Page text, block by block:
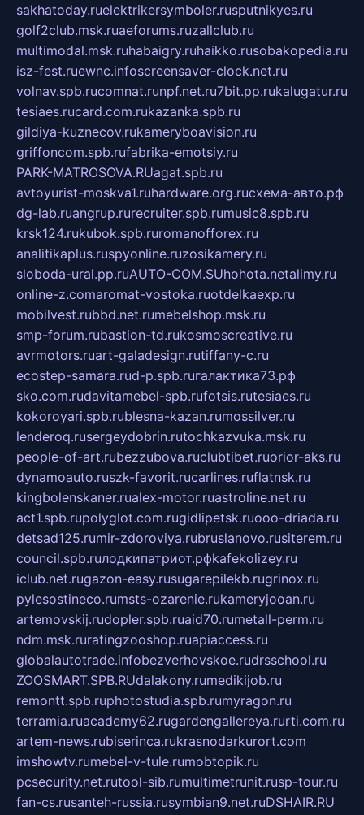
sakhatoday.ruelektrikersymboler.rusputnikyes.ru
golf2club.msk.ruaeforums.ruzallclub.ru
multimodal.msk.ruhabaigry.ruhaikko.rusobakopedia.ru
isz-fest.ruewnc.infoscreensaver-clock.net.ru
volnav.spb.rucomnat.runpf.net.ru7bit.pp.rukalugatur.ru
tesiaes.rucard.com.rukazanka.spb.ru
gildiya-kuznecov.rukameryboavision.ru
griffoncom.spb.rufabrika-emotsiy.ru
PARK-MATROSOVA.RUagat.spb.ru
avtoyurist-moskva1.ruhardware.org.ruсхема-авто.рф
dg-lab.ruangrup.rurecruiter.spb.rumusic8.spb.ru
krsk124.rukubok.spb.ruromanofforex.ru
analitikaplus.ruspyonline.ruzosikamery.ru
sloboda-ural.pp.ruAUTO-COM.SUhohota.netalimy.ru
online-z.comaromat-vostoka.ruotdelkaexp.ru
mobilvest.rubbd.net.rumebelshop.msk.ru
smp-forum.rubastion-td.rukosmoscreative.ru
avrmotors.ruart-galadesign.rutiffany-c.ru
ecostep-samara.rud-p.spb.ruгалактика73.рф
sko.com.rudavitamebel-spb.rufotsis.rutesiaes.ru
kokoroyari.spb.rublesna-kazan.rumossilver.ru
lenderoq.rusergeydobrin.rutochkazvuka.msk.ru
people-of-art.rubezzubova.ruclubtibet.ruorior-aks.ru
dynamoauto.ruszk-favorit.rucarlines.ruflatnsk.ru
kingbolenskaner.rualex-motor.ruastroline.net.ru
act1.spb.rupolyglot.com.rugidlipetsk.ruooo-driada.ru
detsad125.rumir-zdoroviya.rubruslanovo.rusiterem.ru
council.spb.ruлодкипатриот.рфkafekolizey.ru
iclub.net.rugazon-easy.rusugarepilekb.rugrinox.ru
pylesostineco.rumsts-ozarenie.rukameryjooan.ru
artemovskij.rudopler.spb.ruaid70.rumetall-perm.ru
ndm.msk.ruratingzooshop.ruapiaccess.ru
globalautotrade.infobezverhovskoe.rudrsschool.ru
ZOOSMART.SPB.RUdalakony.rumedikijob.ru
remontt.spb.ruphotostudia.spb.rumyragon.ru
terramia.ruacademy62.rugardengallereya.rurti.com.ru
artem-news.rubiserinca.rukrasnodarkurort.com
imshowtv.rumebel-v-tule.rumobtopik.ru
pcsecurity.net.rutool-sib.rumultimetrunit.rusp-tour.ru
fan-cs.rusanteh-russia.rusymbian9.net.ruDSHAIR.RU